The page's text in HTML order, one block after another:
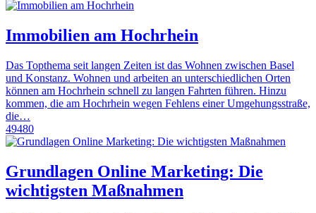
Immobilien am Hochrhein
Das Topthema seit langen Zeiten ist das Wohnen zwischen Basel
und Konstanz. Wohnen und arbeiten an unterschiedlichen Orten
können am Hochrhein schnell zu langen Fahrten führen. Hinzu
kommen, die am Hochrhein wegen Fehlens einer Umgehungsstraße,
die…
49480
Grundlagen Online Marketing: Die
wichtigsten Maßnahmen